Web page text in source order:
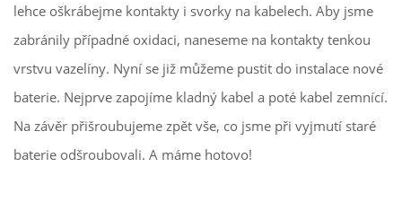
lehce oškrábejme kontakty i svorky na kabelech. Aby jsme
zabránily případné oxidaci, naneseme na kontakty tenkou
vrstvu vazelíny. Nyní se již můžeme pustit do instalace nové
baterie. Nejprve zapojíme kladný kabel a poté kabel zemnící.
Na závěr přišroubujeme zpět vše, co jsme při vyjmutí staré
baterie odšroubovali. A máme hotovo!